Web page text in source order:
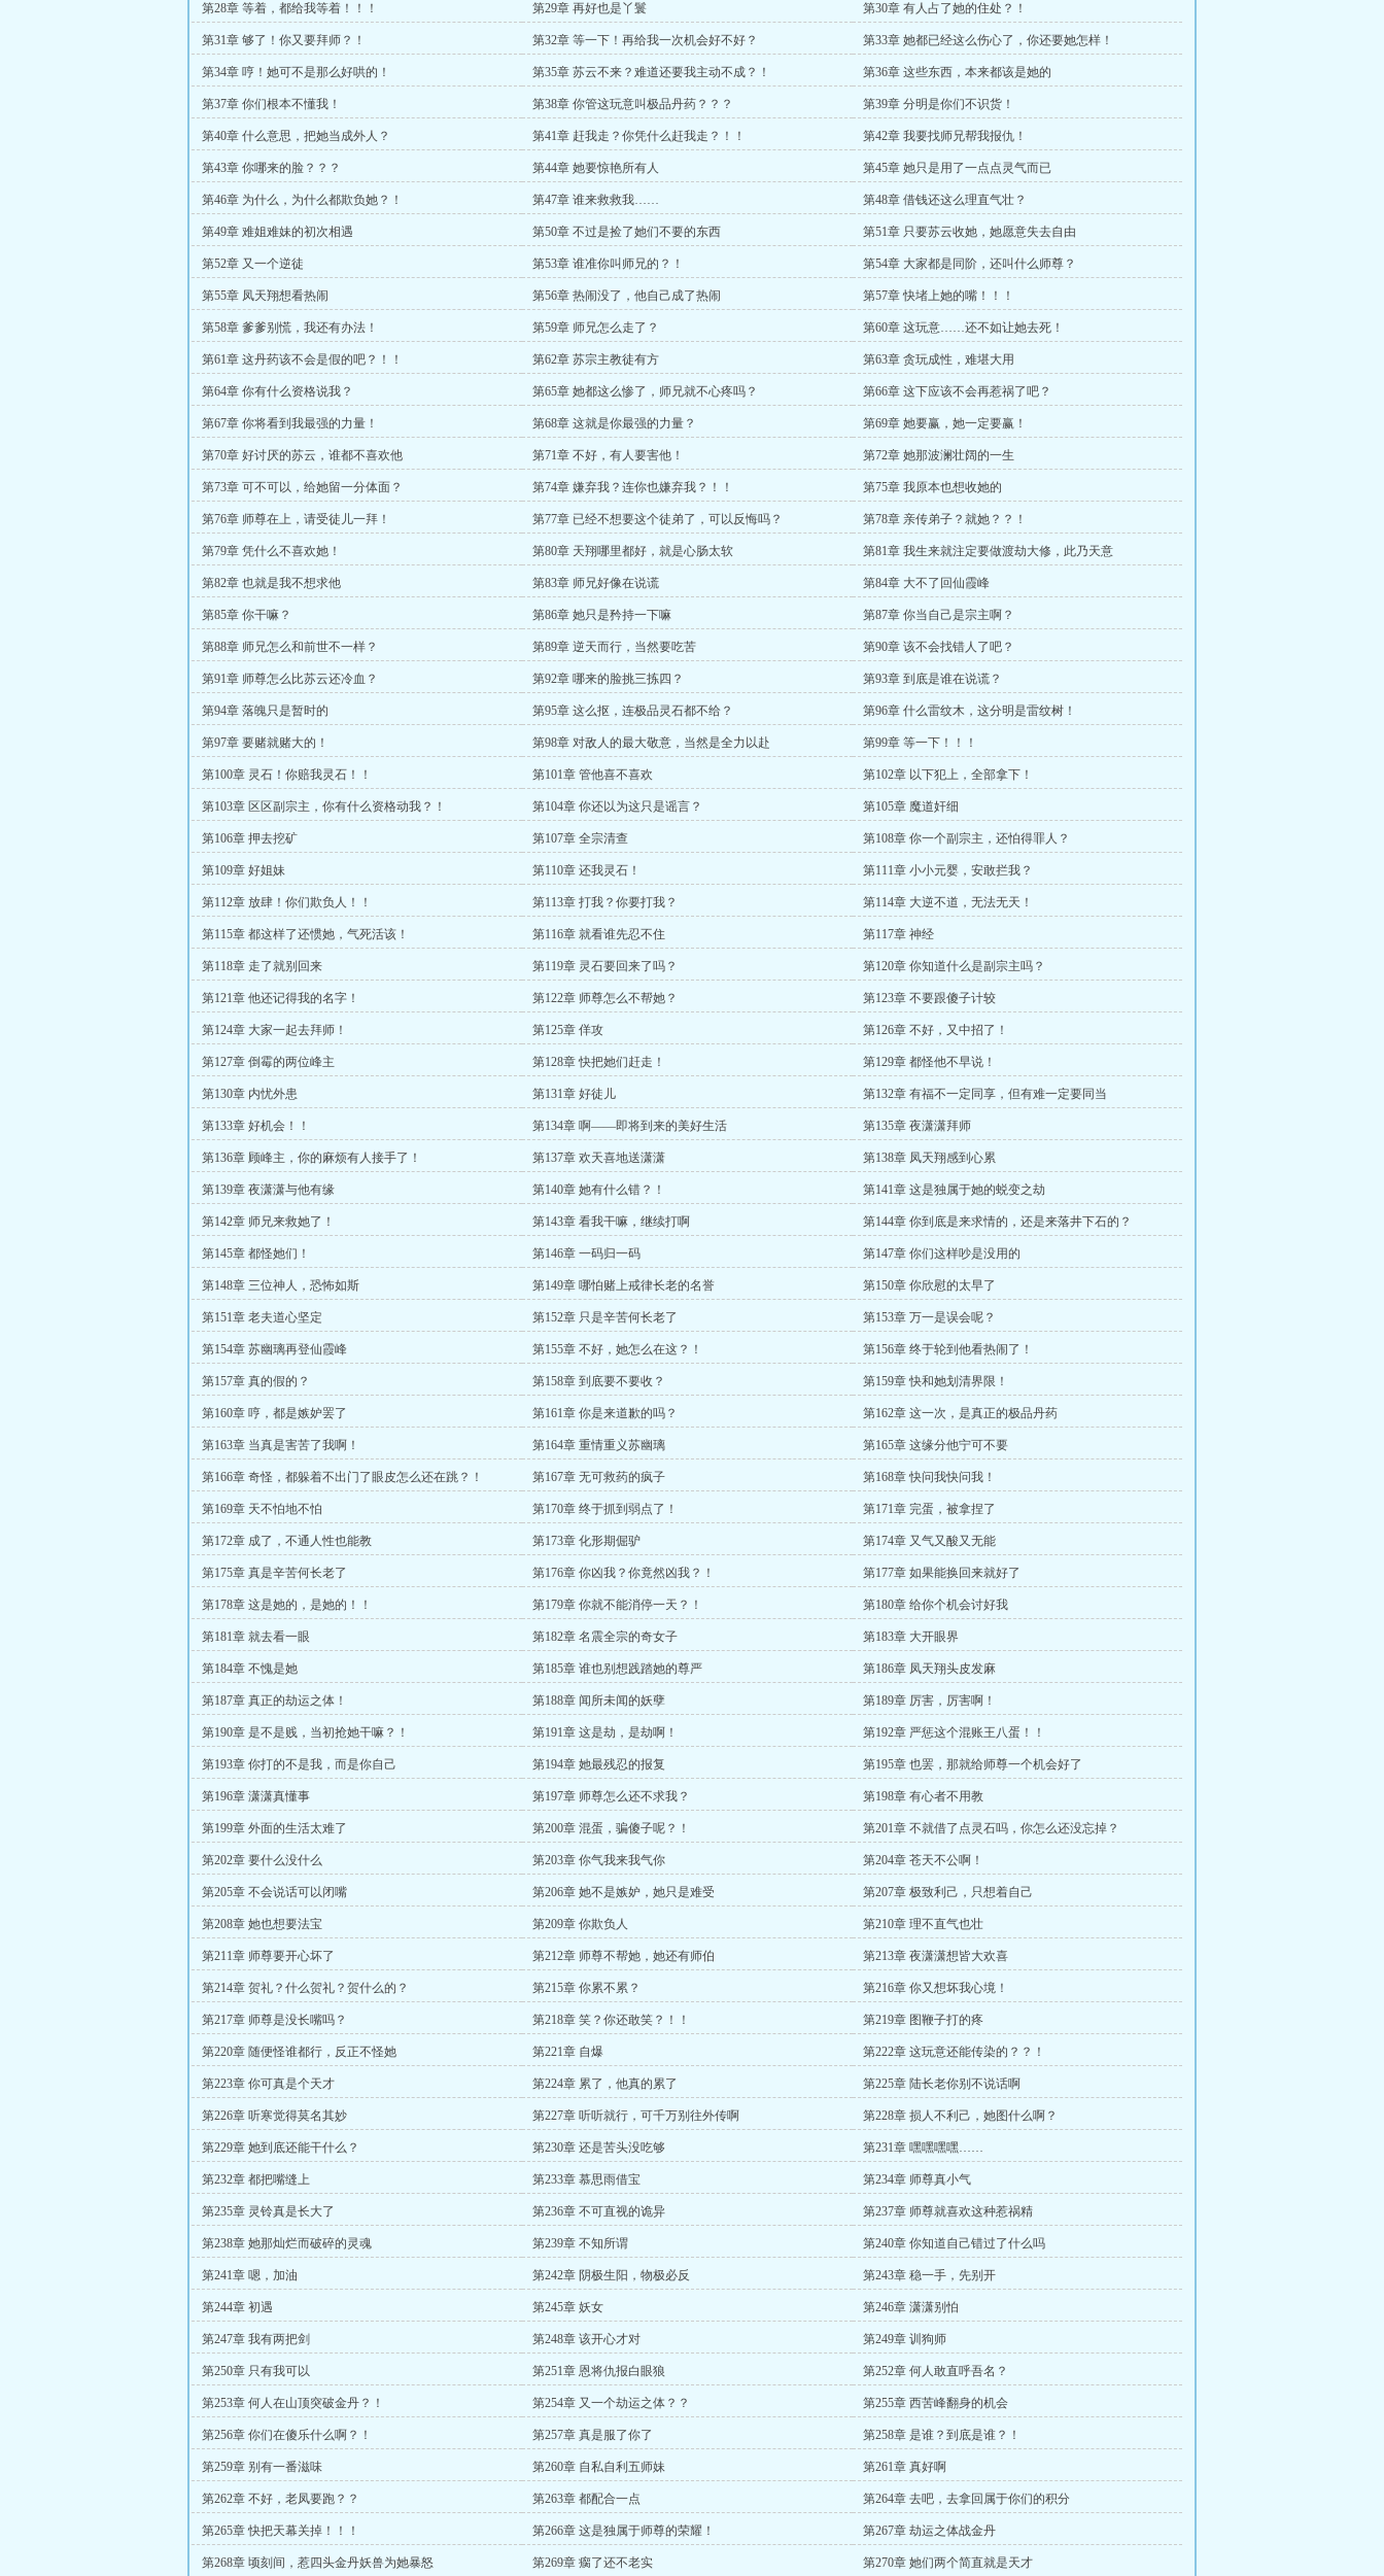
第28章 等着，都给我等着！！！ 第29章 再好也是丫鬟 第30章 有人占了她的住处？！
第31章 够了！你又要拜师？！ 第32章 等一下！再给我一次机会好不好？ 第33章 她都已经这么伤心了，你还要她怎样！
第34章 哼！她可不是那么好哄的！ 第35章 苏云不来？难道还要我主动不成？！ 第36章 这些东西，本来都该是她的
第37章 你们根本不懂我！ 第38章 你管这玩意叫极品丹药？？？ 第39章 分明是你们不识货！
第40章 什么意思，把她当成外人？ 第41章 赶我走？你凭什么赶我走？！！ 第42章 我要找师兄帮我报仇！
第43章 你哪来的脸？？？ 第44章 她要惊艳所有人 第45章 她只是用了一点点灵气而已
第46章 为什么，为什么都欺负她？！ 第47章 谁来救救我…… 第48章 借钱还这么理直气壮？
第49章 难姐难妹的初次相遇 第50章 不过是捡了她们不要的东西 第51章 只要苏云收她，她愿意失去自由
第52章 又一个逆徒 第53章 谁准你叫师兄的？！ 第54章 大家都是同阶，还叫什么师尊？
第55章 凤天翔想看热闹 第56章 热闹没了，他自己成了热闹 第57章 快堵上她的嘴！！！
第58章 爹爹别慌，我还有办法！ 第59章 师兄怎么走了？ 第60章 这玩意……还不如让她去死！
第61章 这丹药该不会是假的吧？！！ 第62章 苏宗主教徒有方 第63章 贪玩成性，难堪大用
第64章 你有什么资格说我？ 第65章 她都这么惨了，师兄就不心疼吗？ 第66章 这下应该不会再惹祸了吧？
第67章 你将看到我最强的力量！ 第68章 这就是你最强的力量？ 第69章 她要赢，她一定要赢！
第70章 好讨厌的苏云，谁都不喜欢他 第71章 不好，有人要害他！ 第72章 她那波澜壮阔的一生
第73章 可不可以，给她留一分体面？ 第74章 嫌弃我？连你也嫌弃我？！！ 第75章 我原本也想收她的
第76章 师尊在上，请受徒儿一拜！ 第77章 已经不想要这个徒弟了，可以反悔吗？ 第78章 亲传弟子？就她？？！
第79章 凭什么不喜欢她！ 第80章 天翔哪里都好，就是心肠太软 第81章 我生来就注定要做渡劫大修，此乃天意
第82章 也就是我不想求他 第83章 师兄好像在说谎 第84章 大不了回仙霞峰
第85章 你干嘛？ 第86章 她只是矜持一下嘛 第87章 你当自己是宗主啊？
第88章 师兄怎么和前世不一样？ 第89章 逆天而行，当然要吃苦 第90章 该不会找错人了吧？
第91章 师尊怎么比苏云还冷血？ 第92章 哪来的脸挑三拣四？ 第93章 到底是谁在说谎？
第94章 落魄只是暂时的 第95章 这么抠，连极品灵石都不给？ 第96章 什么雷纹木，这分明是雷纹树！
第97章 要赌就赌大的！ 第98章 对敌人的最大敬意，当然是全力以赴 第99章 等一下！！！
第100章 灵石！你赔我灵石！！ 第101章 管他喜不喜欢 第102章 以下犯上，全部拿下！
第103章 区区副宗主，你有什么资格动我？！ 第104章 你还以为这只是谣言？ 第105章 魔道奸细
第106章 押去挖矿 第107章 全宗清查 第108章 你一个副宗主，还怕得罪人？
第109章 好姐妹 第110章 还我灵石！ 第111章 小小元婴，安敢拦我？
第112章 放肆！你们欺负人！！ 第113章 打我？你要打我？ 第114章 大逆不道，无法无天！
第115章 都这样了还惯她，气死活该！ 第116章 就看谁先忍不住 第117章 神经
第118章 走了就别回来 第119章 灵石要回来了吗？ 第120章 你知道什么是副宗主吗？
第121章 他还记得我的名字！ 第122章 师尊怎么不帮她？ 第123章 不要跟傻子计较
第124章 大家一起去拜师！ 第125章 佯攻 第126章 不好，又中招了！
第127章 倒霉的两位峰主 第128章 快把她们赶走！ 第129章 都怪他不早说！
第130章 内忧外患 第131章 好徒儿 第132章 有福不一定同享，但有难一定要同当
第133章 好机会！！ 第134章 啊——即将到来的美好生活 第135章 夜潇潇拜师
第136章 顾峰主，你的麻烦有人接手了！ 第137章 欢天喜地送潇潇 第138章 凤天翔感到心累
第139章 夜潇潇与他有缘 第140章 她有什么错？！ 第141章 这是独属于她的蜕变之劫
第142章 师兄来救她了！ 第143章 看我干嘛，继续打啊 第144章 你到底是来求情的，还是来落井下石的？
第145章 都怪她们！ 第146章 一码归一码 第147章 你们这样吵是没用的
第148章 三位神人，恐怖如斯 第149章 哪怕赌上戒律长老的名誉 第150章 你欣慰的太早了
第151章 老夫道心坚定 第152章 只是辛苦何长老了 第153章 万一是误会呢？
第154章 苏幽璃再登仙霞峰 第155章 不好，她怎么在这？！ 第156章 终于轮到他看热闹了！
第157章 真的假的？ 第158章 到底要不要收？ 第159章 快和她划清界限！
第160章 哼，都是嫉妒罢了 第161章 你是来道歉的吗？ 第162章 这一次，是真正的极品丹药
第163章 当真是害苦了我啊！ 第164章 重情重义苏幽璃 第165章 这缘分他宁可不要
第166章 奇怪，都躲着不出门了眼皮怎么还在跳？！ 第167章 无可救药的疯子 第168章 快问我快问我！
第169章 天不怕地不怕 第170章 终于抓到弱点了！ 第171章 完蛋，被拿捏了
第172章 成了，不通人性也能教 第173章 化形期倔驴 第174章 又气又酸又无能
第175章 真是辛苦何长老了 第176章 你凶我？你竟然凶我？！ 第177章 如果能换回来就好了
第178章 这是她的，是她的！！ 第179章 你就不能消停一天？！ 第180章 给你个机会讨好我
第181章 就去看一眼 第182章 名震全宗的奇女子 第183章 大开眼界
第184章 不愧是她 第185章 谁也别想践踏她的尊严 第186章 凤天翔头皮发麻
第187章 真正的劫运之体！ 第188章 闻所未闻的妖孽 第189章 厉害，厉害啊！
第190章 是不是贱，当初抢她干嘛？！ 第191章 这是劫，是劫啊！ 第192章 严惩这个混账王八蛋！！
第193章 你打的不是我，而是你自己 第194章 她最残忍的报复 第195章 也罢，那就给师尊一个机会好了
第196章 潇潇真懂事 第197章 师尊怎么还不求我？ 第198章 有心者不用教
第199章 外面的生活太难了 第200章 混蛋，骗傻子呢？！ 第201章 不就借了点灵石吗，你怎么还没忘掉？
第202章 要什么没什么 第203章 你气我来我气你 第204章 苍天不公啊！
第205章 不会说话可以闭嘴 第206章 她不是嫉妒，她只是难受 第207章 极致利己，只想着自己
第208章 她也想要法宝 第209章 你欺负人 第210章 理不直气也壮
第211章 师尊要开心坏了 第212章 师尊不帮她，她还有师伯 第213章 夜潇潇想皆大欢喜
第214章 贺礼？什么贺礼？贺什么的？ 第215章 你累不累？ 第216章 你又想坏我心境！
第217章 师尊是没长嘴吗？ 第218章 笑？你还敢笑？！！ 第219章 图鞭子打的疼
第220章 随便怪谁都行，反正不怪她 第221章 自爆 第222章 这玩意还能传染的？？！
第223章 你可真是个天才 第224章 累了，他真的累了 第225章 陆长老你别不说话啊
第226章 听寒觉得莫名其妙 第227章 听听就行，可千万别往外传啊 第228章 损人不利己，她图什么啊？
第229章 她到底还能干什么？ 第230章 还是苦头没吃够 第231章 嘿嘿嘿嘿……
第232章 都把嘴缝上 第233章 慕思雨借宝 第234章 师尊真小气
第235章 灵铃真是长大了 第236章 不可直视的诡异 第237章 师尊就喜欢这种惹祸精
第238章 她那灿烂而破碎的灵魂 第239章 不知所谓 第240章 你知道自己错过了什么吗
第241章 嗯，加油 第242章 阴极生阳，物极必反 第243章 稳一手，先别开
第244章 初遇 第245章 妖女 第246章 潇潇别怕
第247章 我有两把剑 第248章 该开心才对 第249章 训狗师
第250章 只有我可以 第251章 恩将仇报白眼狼 第252章 何人敢直呼吾名？
第253章 何人在山顶突破金丹？！ 第254章 又一个劫运之体？？ 第255章 西苦峰翻身的机会
第256章 你们在傻乐什么啊？！ 第257章 真是服了你了 第258章 是谁？到底是谁？！
第259章 别有一番滋味 第260章 自私自利五师妹 第261章 真好啊
第262章 不好，老凤要跑？？ 第263章 都配合一点 第264章 去吧，去拿回属于你们的积分
第265章 快把天幕关掉！！！ 第266章 这是独属于师尊的荣耀！ 第267章 劫运之体战金丹
第268章 顷刻间，惹四头金丹妖兽为她暴怒 第269章 瘸了还不老实 第270章 她们两个简直就是天才